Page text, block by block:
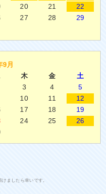
20 21
22
27 28
29
9月
木 金
土
3 4
5
10 11
12
17 18
19
24 25
26
ましたら幸いです。